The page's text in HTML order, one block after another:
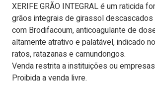
XERIFE GRÃO INTEGRAL é um raticida
grãos integrais de girassol
com Brodifacoum, anticoagulante de
altamente atrativo e palatável, indicado
ratos, ratazanas e camundongos.
Venda restrita a instituições ou
Proibida a venda livre.